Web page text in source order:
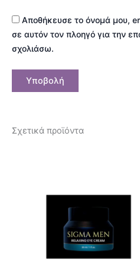
Αποθήκευσε το όνομά μου,
σε αυτόν τον πλοηγό για την
σχολιάσω.
Σχετικά προϊόντα